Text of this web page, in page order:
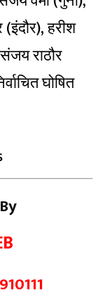
हरीश
राठौर
घोषित